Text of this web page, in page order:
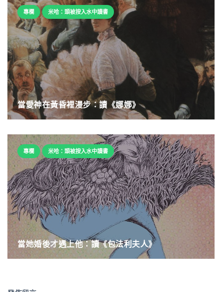
專欄 米哈：頭被按入水中讀書
當愛神在黃昏裡漫步：讀《娜娜》
專欄 米哈：頭被按入水中讀書
當她婚後才遇上他：讀《包法利夫人》